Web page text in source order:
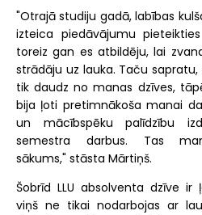
"Otrajā studiju gadā, labības
izteica piedāvājumu
toreiz gan es atbildēju, lai
strādāju uz lauka. Taču
tik daudz no manas dzīves,
bija ļoti pretimnākoša manai
un mācībspēku palīdzību
semestra darbus. Tas
sākums," stāsta Mārtiņš.
Šobrīd LLU absolventa dzīve ir
viņš ne tikai nodarbojas ar